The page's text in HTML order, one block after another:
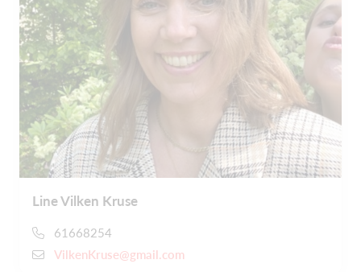
Line Vilken Kruse
61668254
VilkenKruse@gmail.com